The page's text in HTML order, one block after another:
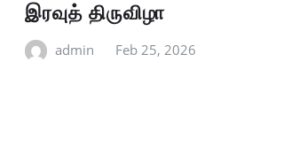
இரவுத் திருவிழா
admin Feb 25, 2026